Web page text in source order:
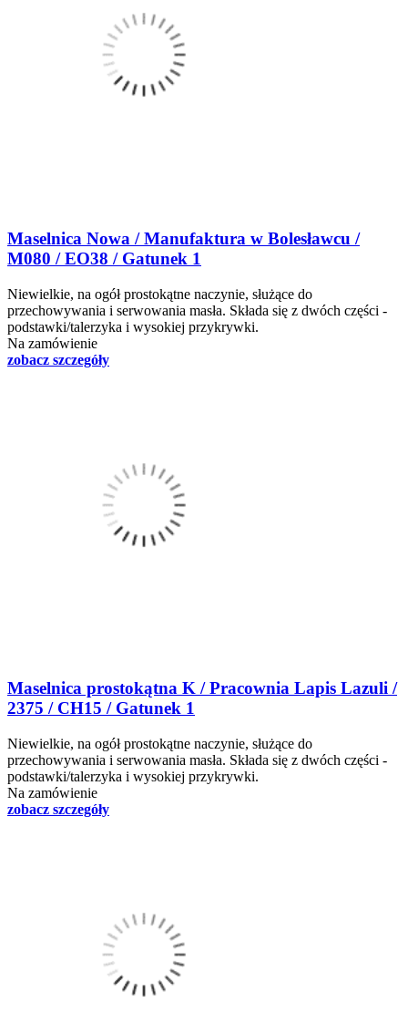
Maselnica Nowa / Manufaktura w Bolesławcu /
M080 / EO38 / Gatunek 1
Niewielkie, na ogół prostokątne naczynie, służące do
przechowywania i serwowania masła. Składa się z dwóch części -
podstawki/talerzyka i wysokiej przykrywki.
Na zamówienie
zobacz szczegóły
Maselnica prostokątna K / Pracownia Lapis Lazuli /
2375 / CH15 / Gatunek 1
Niewielkie, na ogół prostokątne naczynie, służące do
przechowywania i serwowania masła. Składa się z dwóch części -
podstawki/talerzyka i wysokiej przykrywki.
Na zamówienie
zobacz szczegóły